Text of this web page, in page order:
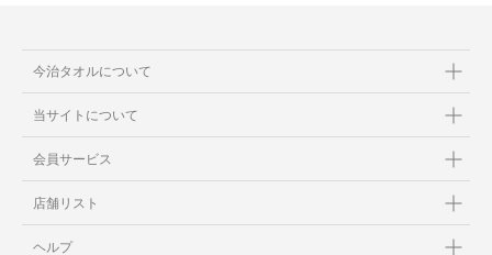
今治タオルについて
当サイトについて
会員サービス
店舗リスト
ヘルプ